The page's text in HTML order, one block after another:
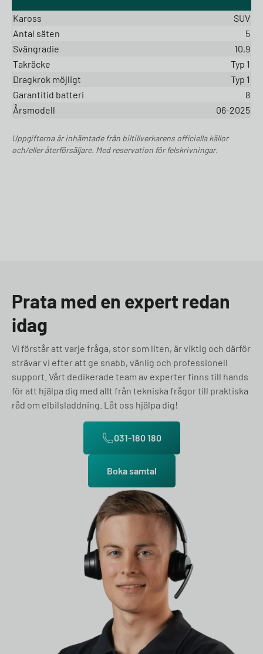
Kaross
SUV
Antal säten
5
Svängradie
10,9
Takräcke
Typ 1
Dragkrok möjligt
Typ 1
Garantitid batteri
8
Årsmodell
06-2025
Uppgifterna är inhämtade från biltillverkarens officiella källor
och/eller återförsäljare. Med reservation för felskrivningar.
Prata med en expert redan
idag
Vi förstår att varje fråga, stor som liten, är viktig och därför
strävar vi efter att ge snabb, vänlig och professionell
support. Vårt dedikerade team av experter finns till hands
för att hjälpa dig med allt från tekniska frågor till praktiska
råd om elbilsladdning. Låt oss hjälpa dig!
031-180 180
Boka samtal